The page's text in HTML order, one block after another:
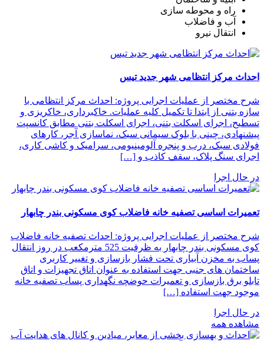
راه‌ و محوطه سازی
آب و فاضلاب
انتقال نیرو
احداث مرکز انتظامی شهر جدید تیس
شرح مختصر از عملیات اجرایی پروژه: احداث مرکز انتظامی با
سازه بتنی از ابتدا تا تکمیل کلیه عملیات. خاکبرداری، خاکریزی و
تسطیح، اجرای اسکلت بتنی، اجرای اسکلت بتنی مطابق کانسپت
پیشنهادی، چینی با بلوک سیمانی سبک، نماسازی آجر، کارهای
فولادی سبک، درب و پنجره آلومینیومی، سرامیک و کاشی کاری،
اجرای سنگ پلاک، سقف کاذب و […]
در حال اجرا
تعمیرات اساسی تصفیه خانه فاضلاب کوی مسکونی بندر چابهار
شرح مختصر از عملیات اجرایی پروژه: احداث تصفیه خانه فاضلاب
کوی مسکونی بندر چابهار به ظرفیت 525 مترمکعب در روز انتقال
پساب به مخزن آبیاری تحت فشار بازسازی و تغییر کاربری
ساختمان های جنبی جهت استفاده به عنوان اتاق تجهیزات و اتاق
تابلو برق بازسازی و تعمیرات حوضچه نگهداری پساب تصفیه خانه
موجود جهت استفاده […]
در حال اجرا
مشاهده همه